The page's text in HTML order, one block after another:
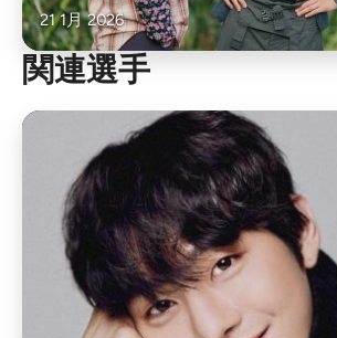
21 1月 2026
関連選手